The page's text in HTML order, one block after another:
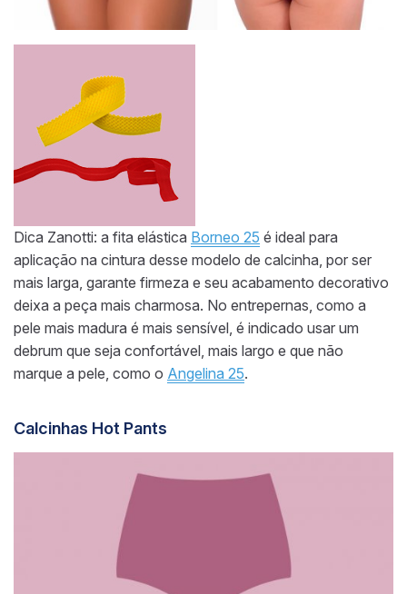
Dica Zanotti: a fita elástica Borneo 25 é ideal para
aplicação na cintura desse modelo de calcinha, por ser
mais larga, garante firmeza e seu acabamento decorativo
deixa a peça mais charmosa. No entrepernas, como a
pele mais madura é mais sensível, é indicado usar um
debrum que seja confortável, mais largo e que não
marque a pele, como o Angelina 25.
Calcinhas Hot Pants